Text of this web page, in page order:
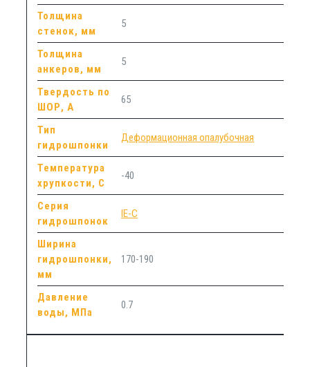
Толщина
стенок, мм
5
Толщина
анкеров, мм
5
Твердость по
ШОР, А
65
Тип
гидрошпонки
Деформационная опалубочная
Температура
хрупкости, С
-40
Серия
гидрошпонок
IE-C
Ширина
гидрошпонки,
мм
170-190
Давление
воды, МПа
0.7